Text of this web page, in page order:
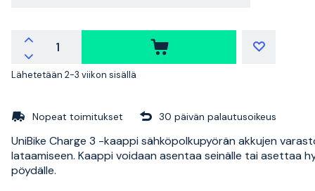
Lähetetään 2-3 viikon sisällä
Nopeat toimitukset 30 päivän palautusoikeus
UniBike Charge 3 -kaappi sähköpolkupyörän akkujen
lataamiseen. Kaappi voidaan asentaa seinälle tai asettaa
pöydälle.